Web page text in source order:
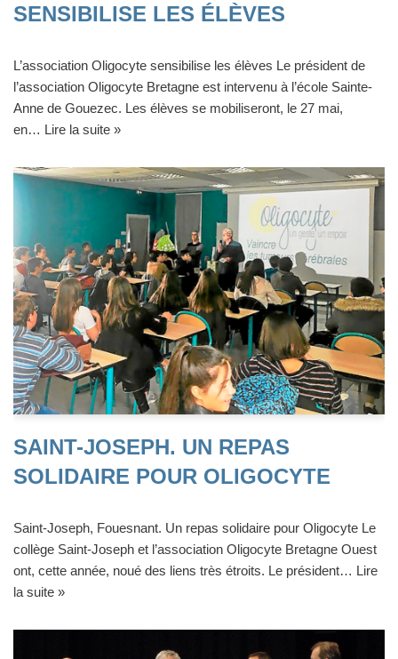
SENSIBILISE LES ÉLÈVES
L’association Oligocyte sensibilise les élèves Le président de
l’association Oligocyte Bretagne est intervenu à l’école Sainte-
Anne de Gouezec. Les élèves se mobiliseront, le 27 mai,
en… Lire la suite »
SAINT-JOSEPH. UN REPAS
SOLIDAIRE POUR OLIGOCYTE
Saint-Joseph, Fouesnant. Un repas solidaire pour Oligocyte Le
collège Saint-Joseph et l’association Oligocyte Bretagne Ouest
ont, cette année, noué des liens très étroits. Le président… Lire
la suite »